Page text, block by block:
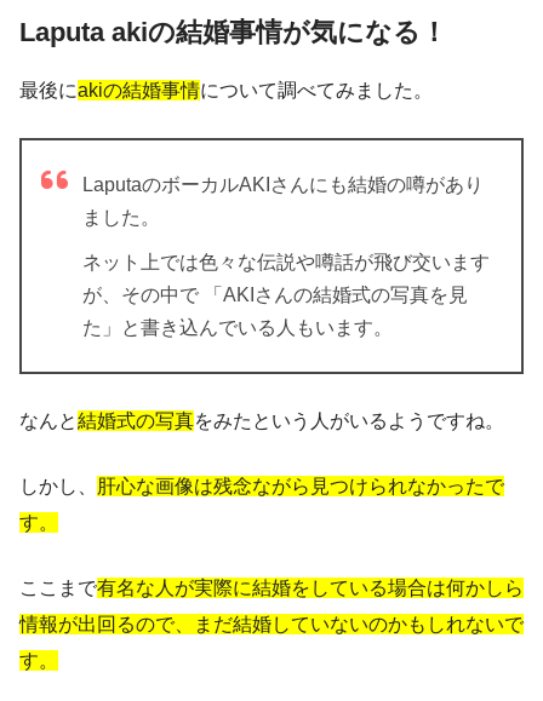
Laputa akiの結婚事情が気になる！
最後にakiの結婚事情について調べてみました。
LaputaのボーカルAKIさんにも結婚の噂があり
ました。
ネット上では色々な伝説や噂話が飛び交います
が、その中で
「AKIさんの結婚式の写真を見
た」
と書き込んでいる人もいます。
なんと結婚式の写真をみたという人がいるようですね。
しかし、
肝心な画像は残念ながら見つけられなかったで
す。
ここまで有名な人が実際に結婚をしている場合は何かしら
情報が出回るので、まだ結婚していないのかもしれないで
す。